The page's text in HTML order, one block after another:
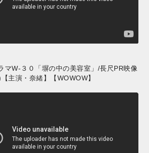
マW-３０「塀の中の美容室」/長尺PR映像
主演・奈緒】【WOWOW】